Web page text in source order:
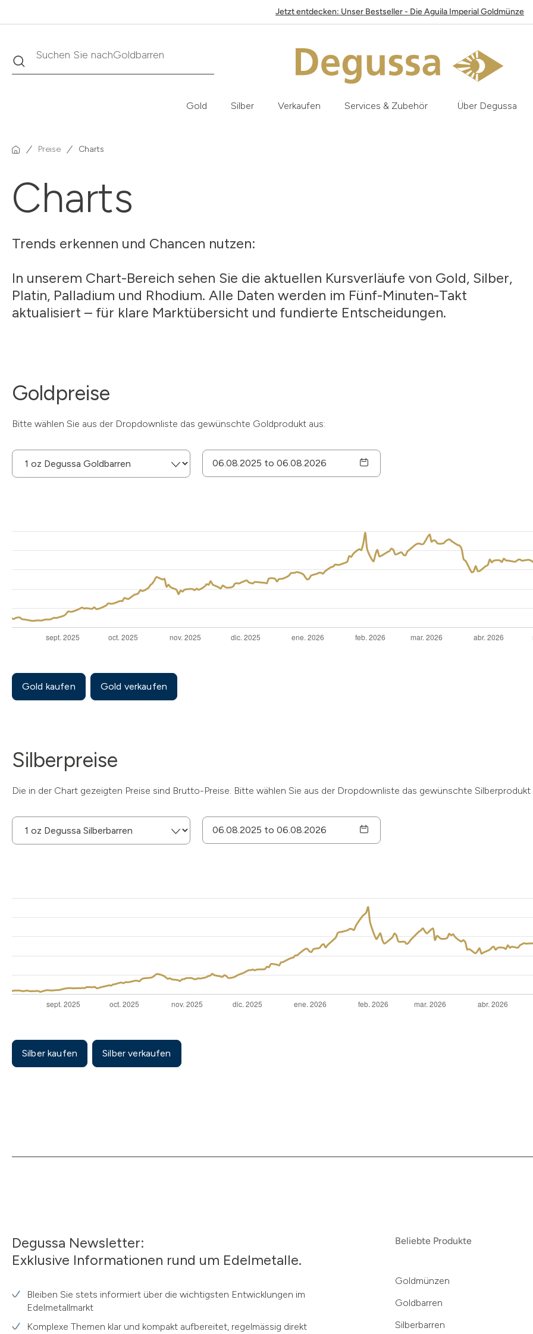
Jetzt entdecken: Unser Bestseller - Die Aguila Imperial Goldmünze
Suche Suchen Sie nachGoldbarren
Gold Silber Verkaufen Services & Zubehör Über Degussa
Preise Charts
Charts
Trends erkennen und Chancen nutzen:
In unserem Chart-Bereich sehen Sie die aktuellen Kursverläufe von Gold, Silber,
Platin, Palladium und Rhodium. Alle Daten werden im Fünf-Minuten-Takt
aktualisiert – für klare Marktübersicht und fundierte Entscheidungen.
Goldpreise
Bitte wählen Sie aus der Dropdownliste das gewünschte Goldprodukt aus:
Gold kaufen Gold verkaufen
Silberpreise
Die in der Chart gezeigten Preise sind Brutto-Preise. Bitte wählen Sie aus der Dropdownliste das gewünschte Silberprodukt
Silber kaufen Silber verkaufen
Degussa Newsletter:
Exklusive Informationen rund um Edelmetalle.
Bleiben Sie stets informiert über die wichtigsten Entwicklungen im
Edelmetallmarkt
Komplexe Themen klar und kompakt aufbereitet, regelmässig direkt
Beliebte Produkte
Goldmünzen
Goldbarren
Silberbarren